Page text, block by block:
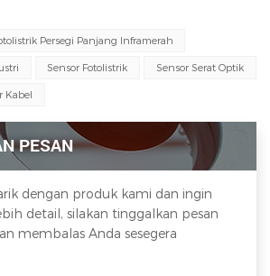
Persegi Panjang Inframerah
Sensor Fotolistrik Sensor Serat Optik
Kabel
PESAN
dengan produk kami dan ingin
detail, silakan tinggalkan pesan
membalas Anda sesegera